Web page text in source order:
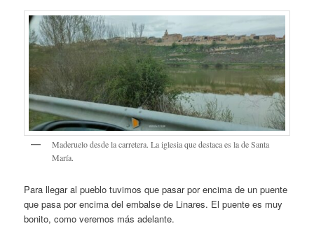
Maderuelo desde la carretera. La iglesia que destaca es la de Santa
María.
Para llegar al pueblo tuvimos que pasar por encima de un puente
que pasa por encima del embalse de Linares. El puente es muy
bonito, como veremos más adelante.